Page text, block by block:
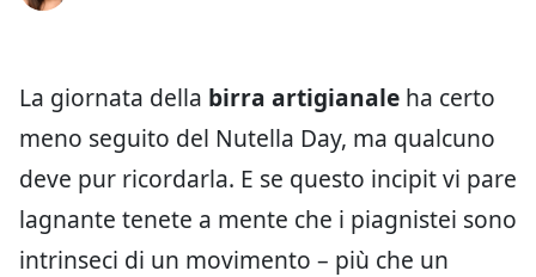
La giornata della birra artigianale ha certo
meno seguito del Nutella Day, ma qualcuno
deve pur ricordarla. E se questo incipit vi pare
lagnante tenete a mente che i piagnistei sono
intrinseci di un movimento – più che un